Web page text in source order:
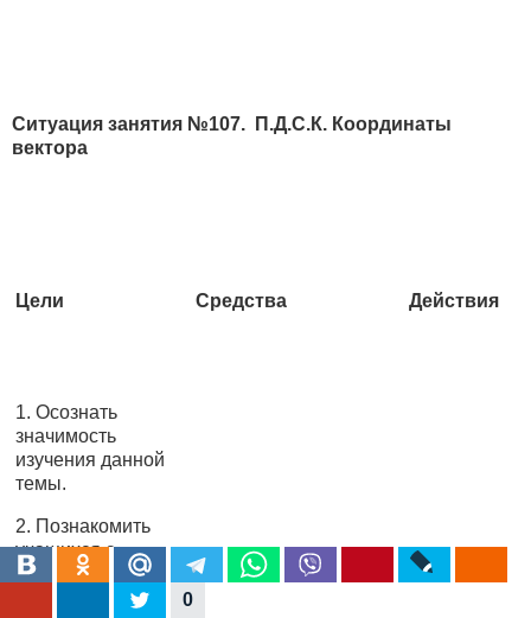
Ситуация занятия №107. П.Д.С.К. Координаты
вектора
Цели Средства Действия
1. Осознать
значимость
изучения данной
темы.
2. Познакомить
учащихся с
понятием
координатных
1. Преподаватель
Наладить
человека:
0